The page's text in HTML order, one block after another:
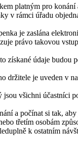
platným pro
v rámci úřadu
je zaslána
právo takovou
získané údaje
držitele je uveden v
všichni
a počínat si tak,
třetím osobám
k ostatním